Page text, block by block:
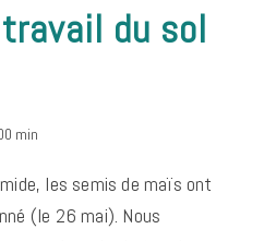
du sol
min
les semis de maïs ont
(le 26 mai). Nous